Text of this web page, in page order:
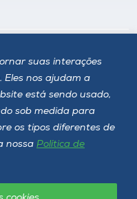
suas interações
Eles nos ajudam a
está sendo usado,
sob medida para
os tipos diferentes de
nossa Política de